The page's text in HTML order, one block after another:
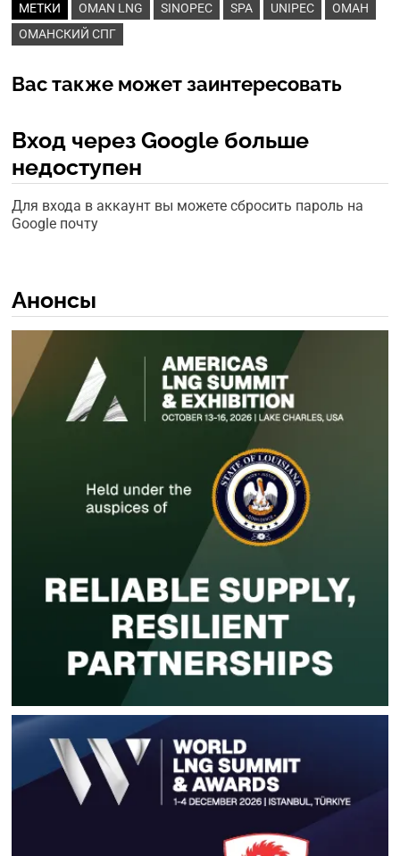
МЕТКИ OMAN LNG SINOPEC SPA UNIPEC
ОМАН
ОМАНСКИЙ СПГ
Вас также может заинтересовать
Вход через Google больше
недоступен
Для входа в аккаунт вы можете сбросить пароль на
Google почту
Анонсы